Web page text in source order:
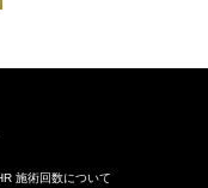
施術回数について